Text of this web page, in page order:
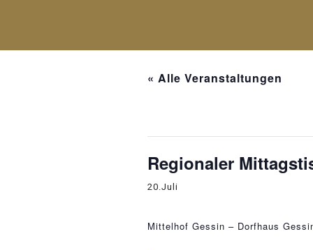
« Alle Veranstaltungen
Regionaler
20.Juli
Mittelhof Gessin – Dorfhaus